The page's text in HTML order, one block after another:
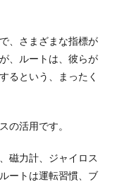
、さまざまな指標が
、ルートは、彼らが
るという、まったく
の活用です。
磁力計、ジャイロス
ートは運転習慣、ブ